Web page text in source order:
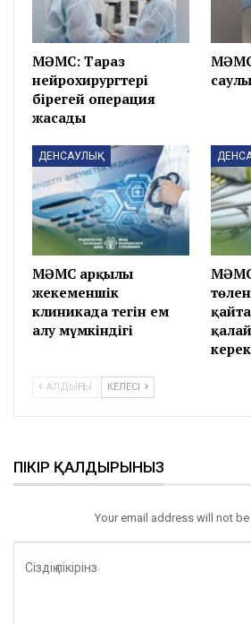
МӘМС: Тараз
нейрохирургтері
бірегей операция
жасады
МӘМС
ДЕНСАУЛЫҚ
МӘМС арқылы
жекеменшік
клиникада тегін ем
алу мүмкіндігі
АЛДЫҢҒЫ КЕЛЕСІ
ПІКІР ҚАЛДЫРЫНЫЗ
Your email address will not